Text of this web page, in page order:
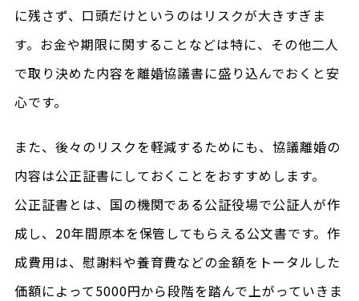
に残さず、口頭だけというのはリスクが大きすぎま
す。お金や期限に関することなどは特に、その他二人
で取り決めた内容を離婚協議書に盛り込んでおくと安
心です。
また、後々のリスクを軽減するためにも、協議離婚の
内容は公正証書にしておくことをおすすめします。
公正証書とは、国の機関である公証役場で公証人が作
成し、20年間原本を保管してもらえる公文書です。作
成費用は、慰謝料や養育費などの金額をトータルした
価額によって5000円から段階を踏んで上がっていきま